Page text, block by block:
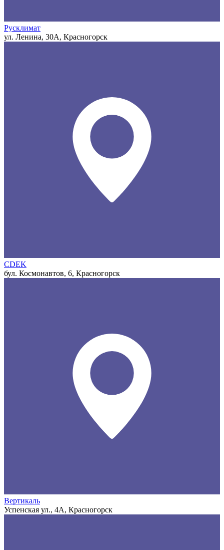
Русклимат
ул. Ленина, 30А, Красногорск
CDEK
бул. Космонавтов, 6, Красногорск
Вертикаль
Успенская ул., 4А, Красногорск